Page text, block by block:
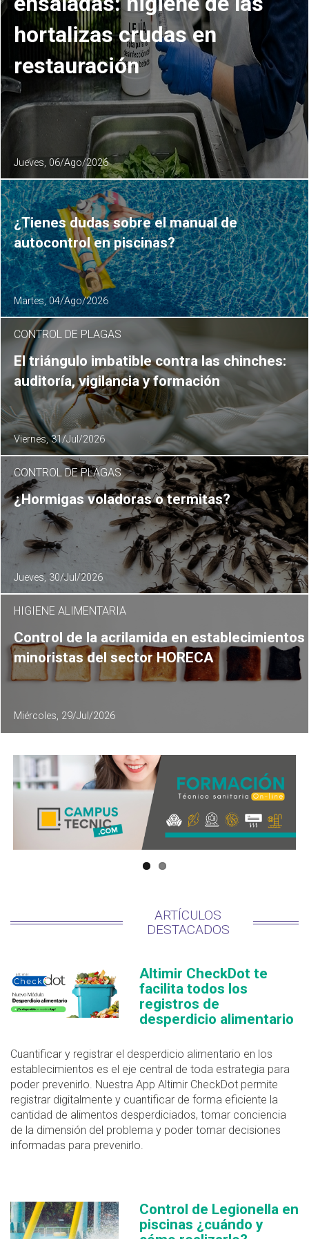
hortalizas crudas en
restauración
Jueves, 06/Ago/2026
¿Tienes dudas sobre el manual de
autocontrol en piscinas?
Martes, 04/Ago/2026
CONTROL DE PLAGAS
El triángulo imbatible contra las chinches:
auditoría, vigilancia y formación
Viernes, 31/Jul/2026
CONTROL DE PLAGAS
¿Hormigas voladoras o termitas?
Jueves, 30/Jul/2026
HIGIENE ALIMENTARIA
Control de la acrilamida en establecimientos
minoristas del sector HORECA
Miércoles, 29/Jul/2026
ARTÍCULOS
DESTACADOS
Altimir CheckDot te
facilita todos los
registros de
desperdicio alimentario
Cuantificar y registrar el desperdicio alimentario en los
establecimientos es el eje central de toda estrategia para
poder prevenirlo. Nuestra App Altimir CheckDot permite
registrar digitalmente y cuantificar de forma eficiente la
cantidad de alimentos desperdiciados, tomar conciencia
de la dimensión del problema y poder tomar decisiones
informadas para prevenirlo.
Control de Legionella en
piscinas ¿cuándo y